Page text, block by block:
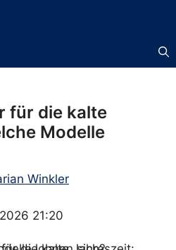
für die kalte
Modelle
Winkler
21:20